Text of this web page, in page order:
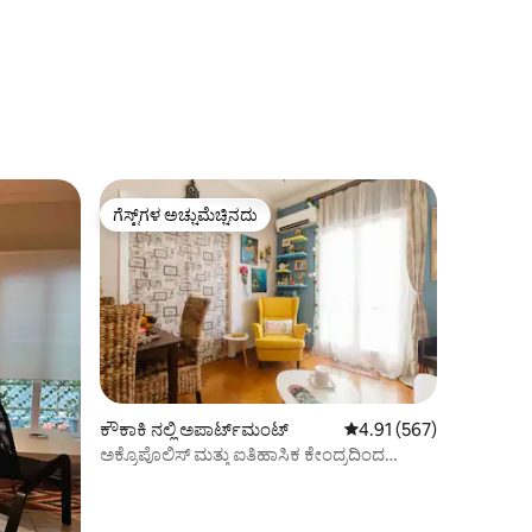
ಗೆಸ್ಟ್‌ಗಳ ಅಚ್ಚುಮೆಚ್ಚಿನದು
ಗೆಸ್ಟ್‌ಗಳ ಅಚ್ಚುಮೆಚ್ಚಿನದು
ಕೌಕಾಕಿ ನಲ್ಲಿ ಅಪಾರ್ಟ್‌ಮಂಟ್ 5 ರಲ್ಲಿ 4.91 ಸರಾಸರಿ
4.91 (567)
ಅಕ್ರೊಪೊಲಿಸ್ ಮತ್ತು ಐತಿಹಾಸಿಕ ಕೇಂದ್ರದಿಂದ